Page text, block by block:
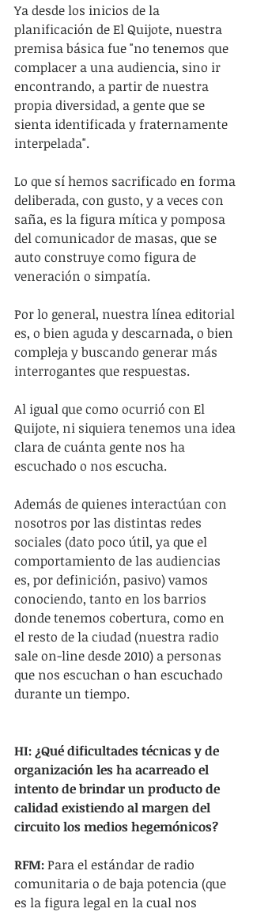
Ya desde los inicios de la
planificación de El Quijote, nuestra
premisa básica fue "no tenemos que
complacer a una audiencia, sino ir
encontrando, a partir de nuestra
propia diversidad, a gente que se
sienta identificada y fraternamente
interpelada".
Lo que sí hemos sacrificado en forma
deliberada, con gusto, y a veces con
saña, es la figura mítica y pomposa
del comunicador de masas, que se
auto construye como figura de
veneración o simpatía.
Por lo general, nuestra línea editorial
es, o bien aguda y descarnada, o bien
compleja y buscando generar más
interrogantes que respuestas.
Al igual que como ocurrió con El
Quijote, ni siquiera tenemos una idea
clara de cuánta gente nos ha
escuchado o nos escucha.
Además de quienes interactúan con
nosotros por las distintas redes
sociales (dato poco útil, ya que el
comportamiento de las audiencias
es, por definición, pasivo) vamos
conociendo, tanto en los barrios
donde tenemos cobertura, como en
el resto de la ciudad (nuestra radio
sale on-line desde 2010) a personas
que nos escuchan o han escuchado
durante un tiempo.
HI: ¿Qué dificultades técnicas y de
organización les ha acarreado el
intento de brindar un producto de
calidad existiendo al margen del
circuito los medios hegemónicos?
RFM: Para el estándar de radio
comunitaria o de baja potencia (que
es la figura legal en la cual nos